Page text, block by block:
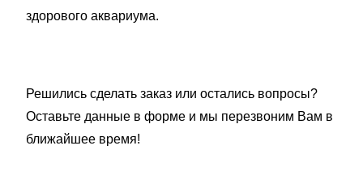
здорового аквариума.
Решились сделать заказ или остались вопросы?
Оставьте данные в форме и мы перезвоним Вам в
ближайшее время!